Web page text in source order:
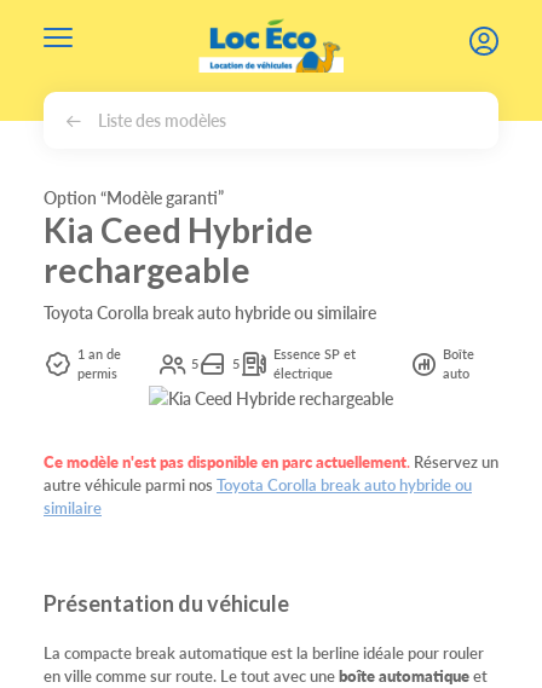
Liste des modèles
Option “Modèle garanti”
Kia Ceed Hybride
rechargeable
Toyota Corolla break auto hybride ou similaire
1 an de
permis
5 5
Essence SP et
électrique
Boîte
auto
Ce modèle n'est pas disponible en parc actuellement. Réservez un
autre véhicule parmi nos Toyota Corolla break auto hybride ou
similaire
Présentation du véhicule
La compacte break automatique est la berline idéale pour rouler
en ville comme sur route. Le tout avec uneboîte automatiqueet